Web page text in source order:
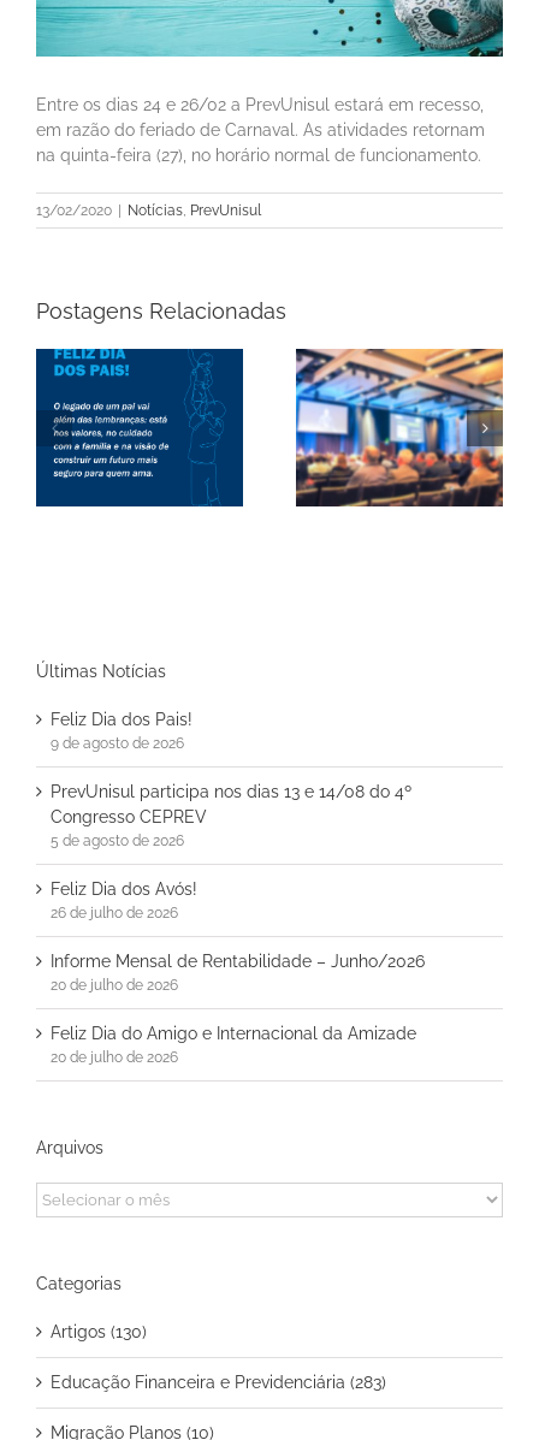
Entre os dias 24 e 26/02 a PrevUnisul estará em recesso,
em razão do feriado de Carnaval. As atividades retornam
na quinta-feira (27), no horário normal de funcionamento.
13/02/2020 | Notícias PrevUnisul
Postagens Relacionadas
PrevUnisul participa
nos dias 13 e 14/08 do
4º Congresso
CEPREV
Feliz Dia dos Avós!
Últimas Notícias
Feliz Dia dos Pais!
9 de agosto de 2026
PrevUnisul participa nos dias 13 e 14/08 do 4º
Congresso CEPREV
5 de agosto de 2026
Feliz Dia dos Avós!
26 de julho de 2026
Informe Mensal de Rentabilidade – Junho/2026
20 de julho de 2026
Feliz Dia do Amigo e Internacional da Amizade
20 de julho de 2026
Arquivos
Arquivos
Categorias
Artigos (130)
Educação Financeira e Previdenciária (283)
Migração Planos (10)